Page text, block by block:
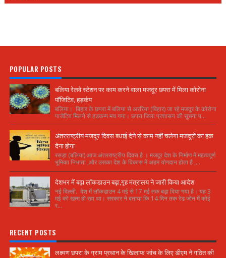
POPULAR POSTS
बलिया रेलवे स्टेशन पर काम करने वाला मजदूर छपरा में मिला कोरोना
पॉजिटिव, हड़कंप
बलिया। बिहार के छपरा में बलिया से अररिया (बिहार) जा रहे मजदूर के कोरोना
पाजेटिव मिलने से हड़कम्प मच गया। छपरा जिला प्रशासन की सूचना प...
अंतरराष्ट्रीय मजदूर दिवस बधाई देने से काम नहीं चलेगा मजदूरों का हक
देना होगा
रसड़ा (बलिया) आज अंतरराष्ट्रीय दिवस है । मजदूर देश के निर्माण में महत्वपूर्ण
भूमिका निभाता ,और उसका देश के विकास में अहम योगदान होता है ,...
देशभर में बढ़ा लॉकडाउन बढ़ा,गृह मंत्रालय ने जारी किया आदेश
नई दिल्ली. देश में लॉकडाउन 4 मई से 17 मई तक बढ़ा दिया गया है। यह 3
मई को खत्म हो रहा था। सरकार ने बताया कि 14 दिन तक रेड जोन में कोई
र...
RECENT POSTS
लक्ष्मण छपरा के ग्राम प्रधान के खिलाफ जांच के लिए डीएम ने गठित की